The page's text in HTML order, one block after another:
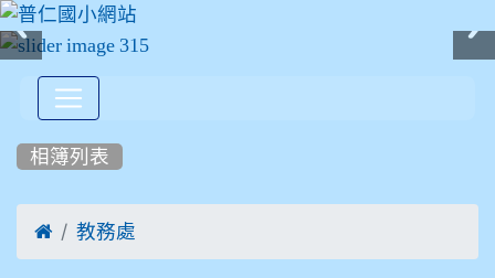
相簿列表
 教務處